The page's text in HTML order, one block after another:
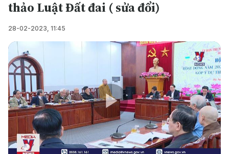
thảo Luật Đất đai ( sửa đổi)
28-02-2023, 11:45
Play